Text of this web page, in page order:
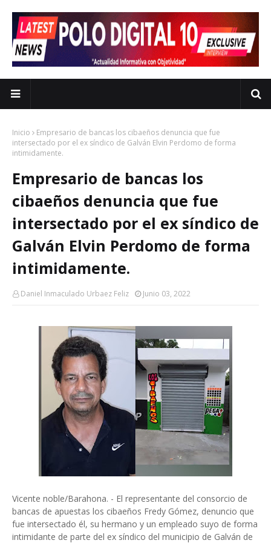
Inicio
Empresario de bancas los cibaeños denuncia que fue
intersectado por el ex síndico de Galván Elvin Perdomo de forma
intimidamente.
Empresario de bancas los
cibaeños denuncia que fue
intersectado por el ex síndico de
Galván Elvin Perdomo de forma
intimidamente.
Daniel Inmaculado Urbaez Feliz Junio 03, 2022
Vicente noble/Barahona. - El representante del consorcio de
bancas de apuestas los cibaeños Fredy Gómez, denuncio que
fue intersectado él, su hermano y un empleado suyo de forma
intimidante de parte del ex síndico del municipio de Galván de